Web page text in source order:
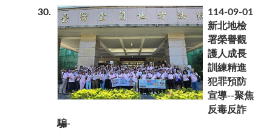
安全案件之
即時掌握與
迅速偵辦作
為，展現本
署依法究
責、保護社
會安定的決
心，同時，
向學生們傳
制，善用勞動人技術、專長，對社區發展、社區營造貢
獻個人心力，使勞動項目不侷限於清潔打掃，進而讓勞
動人因個人付出獲得肯定與鼓舞，體現其存在價值，以
利復歸社會。 新北地檢署自114年1月至114年9月
止，新收「易服社會勞動案件」達1032件，郭檢察長感
謝大家均能協調合作，在各自的崗位本著專業、熱忱、
負責的態度，完善社會勞動管理機制。並強調地檢署與
機構間是合作夥伴的關係，共同目標是將社會勞動做
好，讓這個機制能發揮最大效益。檢察長並提前預祝各
與會代表中秋節愉快，勉勵與會人員本著愛心、耐心，
議中，與會的修復促進者、心理師、社工師及法律專業
人士共同參與，並在廖怡婷督導的引領下，深入探討如
何化解衝突，促進雙方理解。特別是在兄弟間的紛爭案
件中，修復式司法成功促成了雙方的和解。兩兄弟在經
過對話與反思後，不僅彼此道歉，還達成了財產分配的
協議，展現了修復式司法在化解家庭衝突、促進情感修
復方面的重要作用。 會議強調，修復式司法不僅關
注法律層面的解決，更注重情感層面的修復。透過專業
人士的協助，當事人能夠在尊重與理解的基礎上達成共
識，重建關係。這種方式讓參與者看見了衝突背後的深
30
114-09-01
新北地檢
署榮譽觀
護人成長
訓練精進
犯罪預防
宣導--聚焦
反毒反詐
騙-